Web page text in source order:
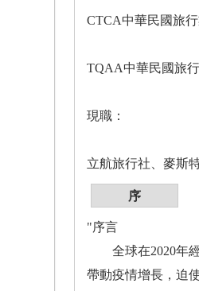
CTCA中華民國旅
TQAA中華民國旅
現職：
立航旅行社、麥斯
序
"序言
全球在2020年經
帶動疫情增長，迫